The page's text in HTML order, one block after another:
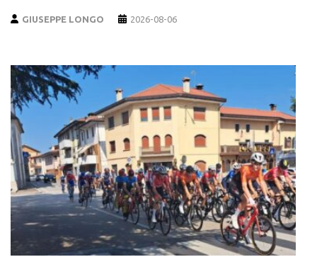
GIUSEPPE LONGO 2026-08-06